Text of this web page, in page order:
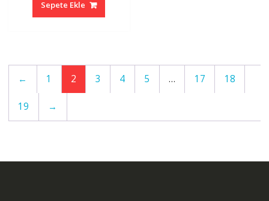
Sepete Ekle
← 1 2 3 4 5 … 17 18
19 →